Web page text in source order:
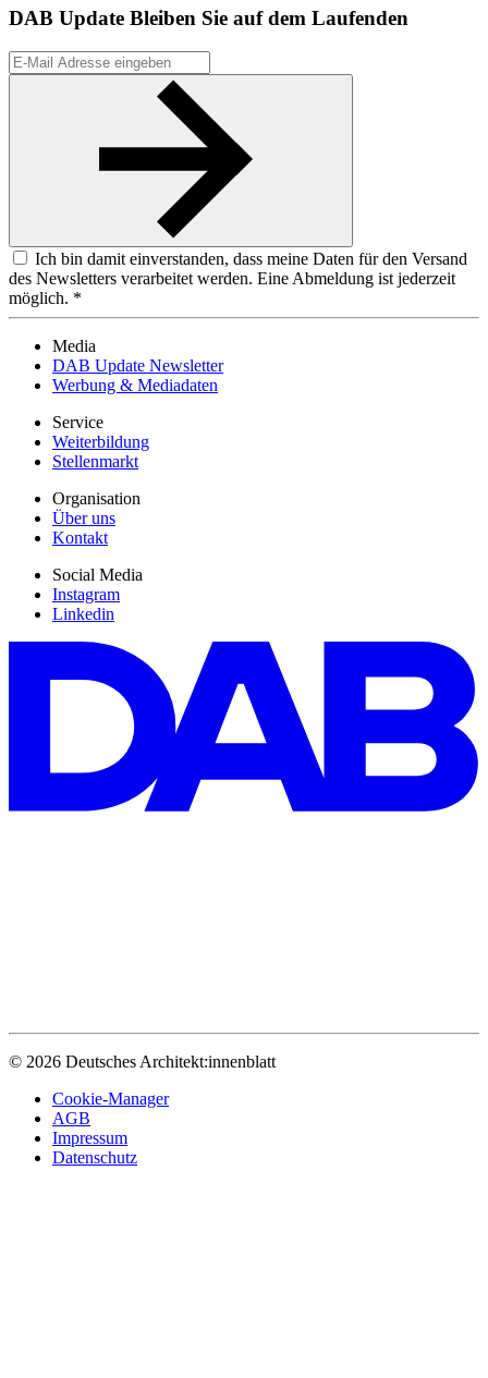
DAB Update Bleiben Sie auf dem Laufenden
Ich bin damit einverstanden, dass meine Daten für den Versand
des Newsletters verarbeitet werden. Eine Abmeldung ist jederzeit
möglich. *
Media
DAB Update Newsletter
Werbung & Mediadaten
Service
Weiterbildung
Stellenmarkt
Organisation
Über uns
Kontakt
Social Media
Instagram
Linkedin
© 2026 Deutsches Architekt:innenblatt
Cookie-Manager
AGB
Impressum
Datenschutz